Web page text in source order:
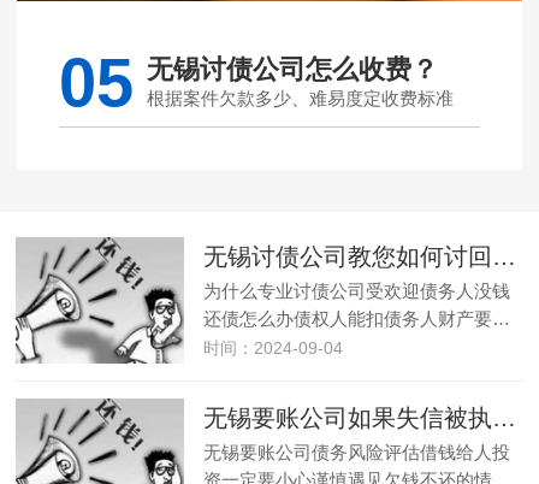
05 无锡讨债公司怎么收费？
根据案件欠款多少、难易度定收费标准
无锡讨债公司教您如何讨回空壳公司债务
为什么专业讨债公司受欢迎债务人没钱
还债怎么办债权人能扣债务人财产要…
时间：2024-09-04
无锡要账公司如果失信被执行人名下没有财产怎么办
无锡要账公司债务风险评估借钱给人投